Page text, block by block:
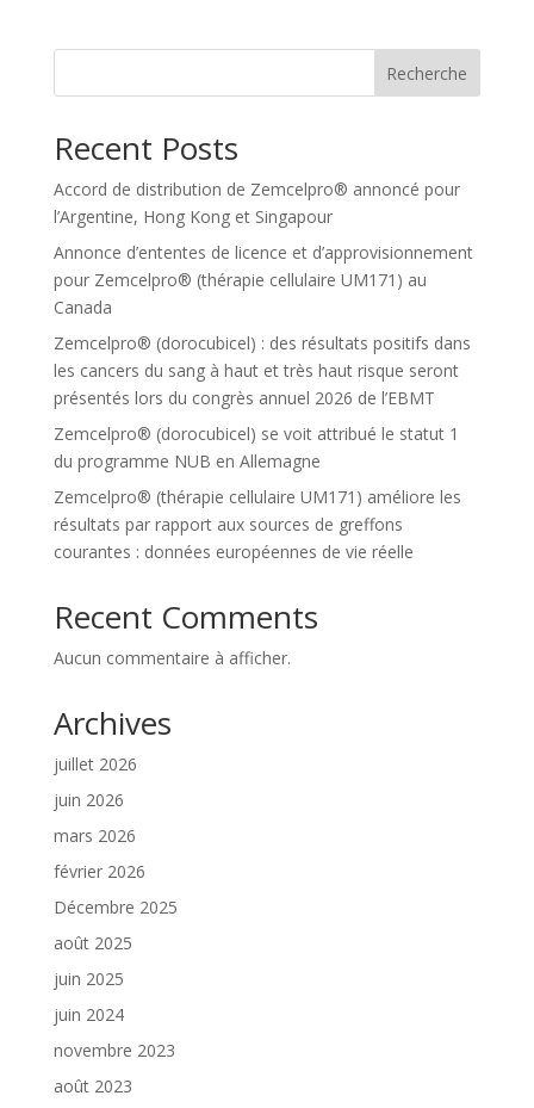
Recherche
Recent Posts
Accord de distribution de Zemcelpro® annoncé pour
l’Argentine, Hong Kong et Singapour
Annonce d’ententes de licence et d’approvisionnement
pour Zemcelpro® (thérapie cellulaire UM171) au
Canada
Zemcelpro® (dorocubicel) : des résultats positifs dans
les cancers du sang à haut et très haut risque seront
présentés lors du congrès annuel 2026 de l’EBMT
Zemcelpro® (dorocubicel) se voit attribué le statut 1
du programme NUB en Allemagne
Zemcelpro® (thérapie cellulaire UM171) améliore les
résultats par rapport aux sources de greffons
courantes : données européennes de vie réelle
Recent Comments
Aucun commentaire à afficher.
Archives
juillet 2026
juin 2026
mars 2026
février 2026
Décembre 2025
août 2025
juin 2025
juin 2024
novembre 2023
août 2023